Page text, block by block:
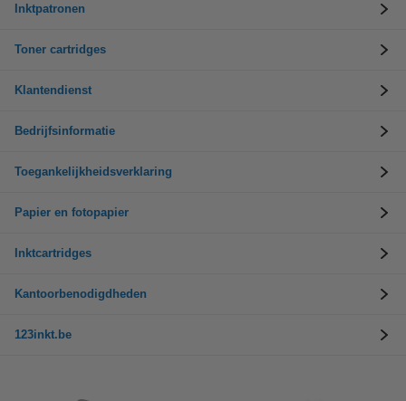
Inktpatronen
Toner cartridges
Klantendienst
Bedrijfsinformatie
Toegankelijkheidsverklaring
Papier en fotopapier
Inktcartridges
Kantoorbenodigdheden
123inkt.be